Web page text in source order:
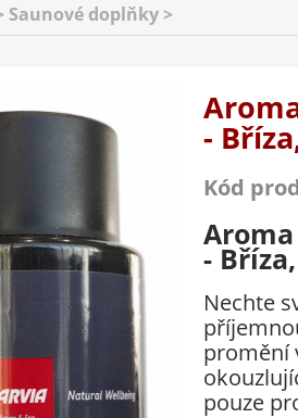
Saunové doplňky >
-
Kód
-
Nechte
promění
pouze